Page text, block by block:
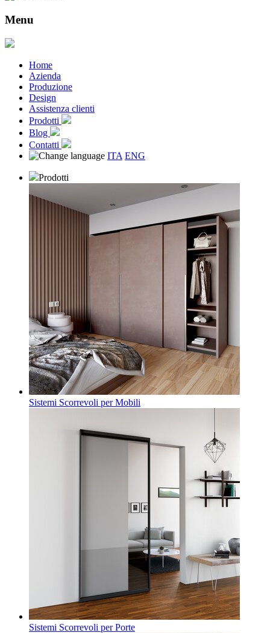
Menu
Home
Azienda
Produzione
Design
Assistenza clienti
Prodotti
Blog
Contatti
ITA ENG
Prodotti
Sistemi Scorrevoli per Mobili
Sistemi Scorrevoli per Porte